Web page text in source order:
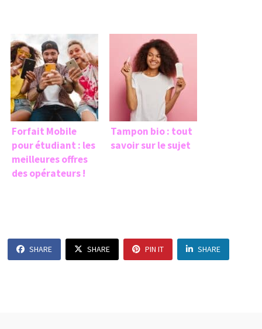
Forfait Mobile
pour étudiant : les
meilleures offres
des opérateurs !
Tampon bio : tout
savoir sur le sujet
SHARE SHARE PIN IT SHARE